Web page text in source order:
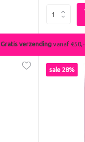
Gratis verzending vanaf €50,-
sale 28%